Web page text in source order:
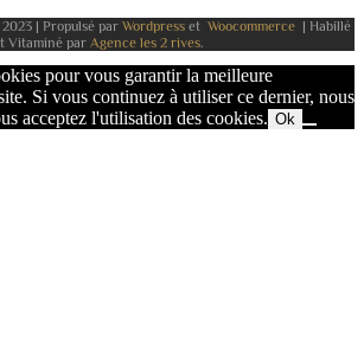
| Propulsé par Wordpresset Woocommerce| Habillé
Vitaminé par Agence les 2 rives.
pour vous garantir la meilleure
Si vous continuez à utiliser ce dernier, nous
acceptez l'utilisation des cookies. Ok